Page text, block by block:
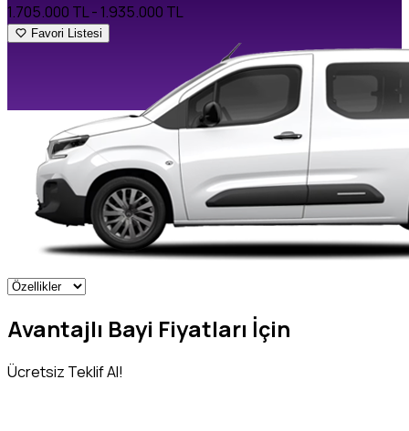
1.705.000 TL- 1.935.000 TL
Favori Listesi
Avantajlı Bayi Fiyatları İçin
Ücretsiz Teklif Al!